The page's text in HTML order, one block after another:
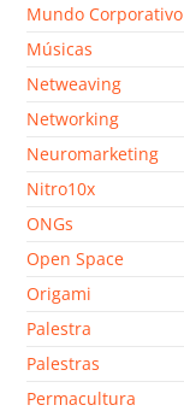
Mundo Corporativo
Músicas
Netweaving
Networking
Neuromarketing
Nitro10x
ONGs
Open Space
Origami
Palestra
Palestras
Permacultura